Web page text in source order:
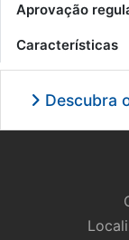
Aprovação
Características
Descubra